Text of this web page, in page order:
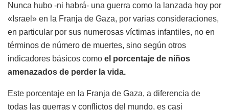
Nunca hubo -ni habrá- una guerra como la lanzada hoy por
«Israel» en la Franja de Gaza, por varias consideraciones,
en particular por sus numerosas víctimas infantiles, no en
términos de número de muertes, sino según otros
indicadores básicos como el porcentaje de niños
amenazados de perder la vida.
Este porcentaje en la Franja de Gaza, a diferencia de
todas las guerras y conflictos del mundo, es casi